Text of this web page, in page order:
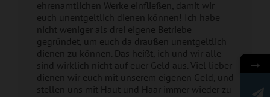
ehrenamtlichen Werke einfließen, damit wir
euch unentgeltlich dienen können! Ich habe
nicht weniger als drei eigene Betriebe
gegründet, um euch da draußen unentgeltlich
dienen zu können. Das heißt, ich und wir alle
sind wirklich nicht auf euer Geld aus. Viel lieber
dienen wir euch mit unserem eigenen Geld, und
stellen uns mit Haut und Haar immer wieder zu
→